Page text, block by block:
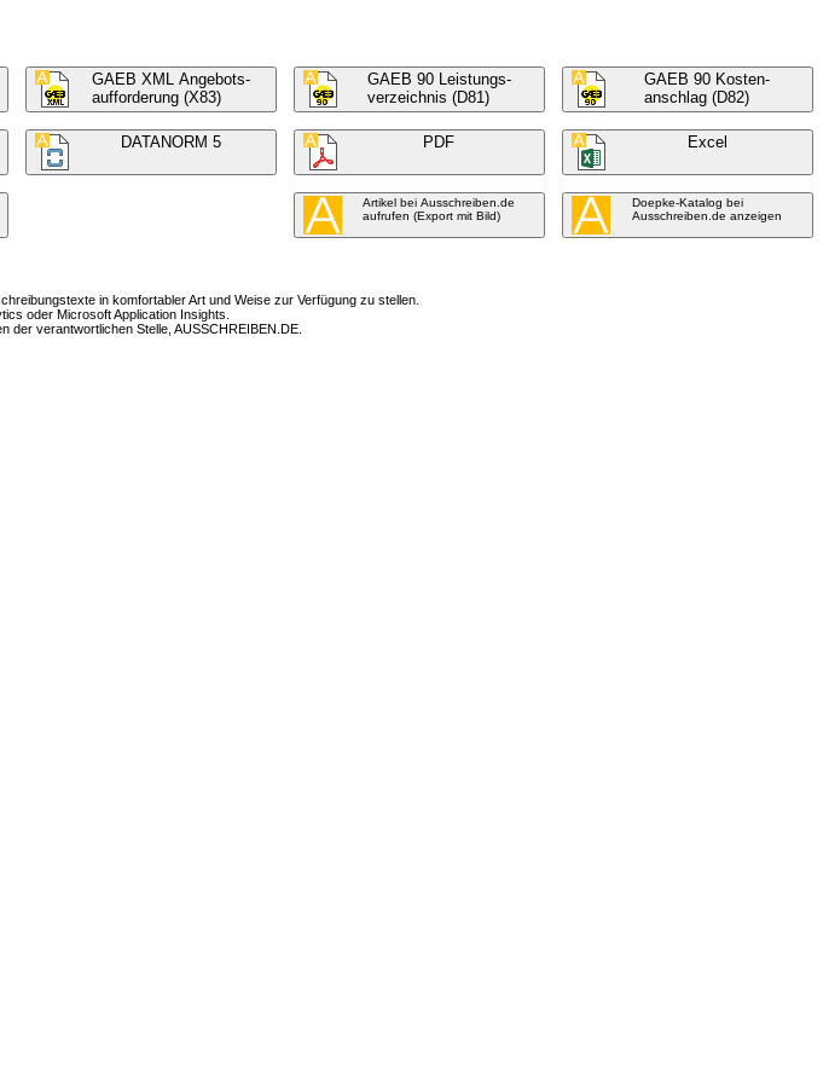
GAEB XML Angebots-
aufforderung (X83)
GAEB 90 Leistungs-
verzeichnis (D81)
GAEB 90 Kosten-
anschlag (D82)
DATANORM 5 PDF Excel
Artikel bei Ausschreiben.de
aufrufen (Export mit Bild)
Doepke-Katalog bei
Ausschreiben.de anzeigen
in komfortabler Art und Weise zur Verfügung zu stellen.
oder Microsoft Application Insights.
verantwortlichen Stelle, AUSSCHREIBEN.DE.